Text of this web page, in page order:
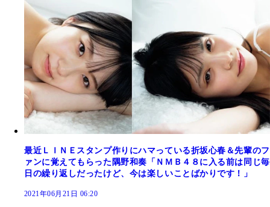
最近ＬＩＮＥスタンプ作りにハマっている折坂心春＆先輩のフ
ァンに覚えてもらった隅野和奏「ＮＭＢ４８に入る前は同じ毎
日の繰り返しだったけど、今は楽しいことばかりです！」
2021年06月21日 06:20